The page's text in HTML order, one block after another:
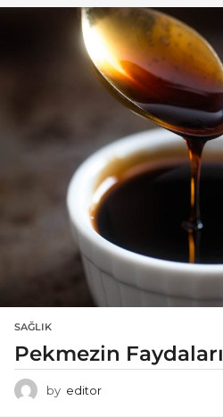
SAĞLIK
Pekmezin Faydaları
by editor